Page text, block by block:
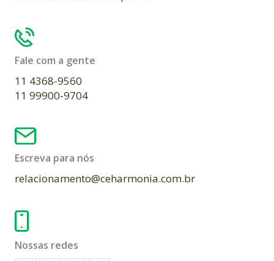
Fale com a gente
11 4368-9560
11 99900-9704
Escreva para nós
relacionamento@ceharmonia.com.br
Nossas redes